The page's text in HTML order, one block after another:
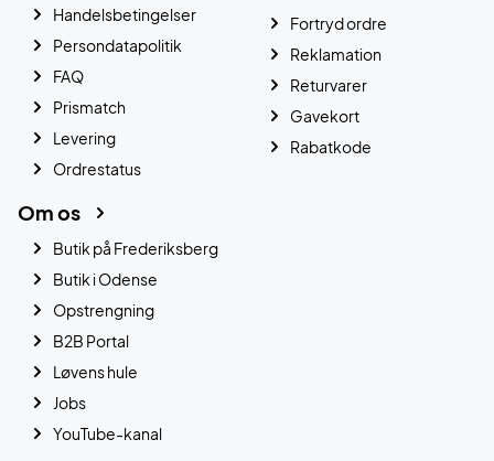
Handelsbetingelser
Persondatapolitik
FAQ
Prismatch
Levering
Ordrestatus
Fortryd ordre
Reklamation
Returvarer
Gavekort
Rabatkode
Om os
Butik på Frederiksberg
Butik i Odense
Opstrengning
B2B Portal
Løvens hule
Jobs
YouTube-kanal